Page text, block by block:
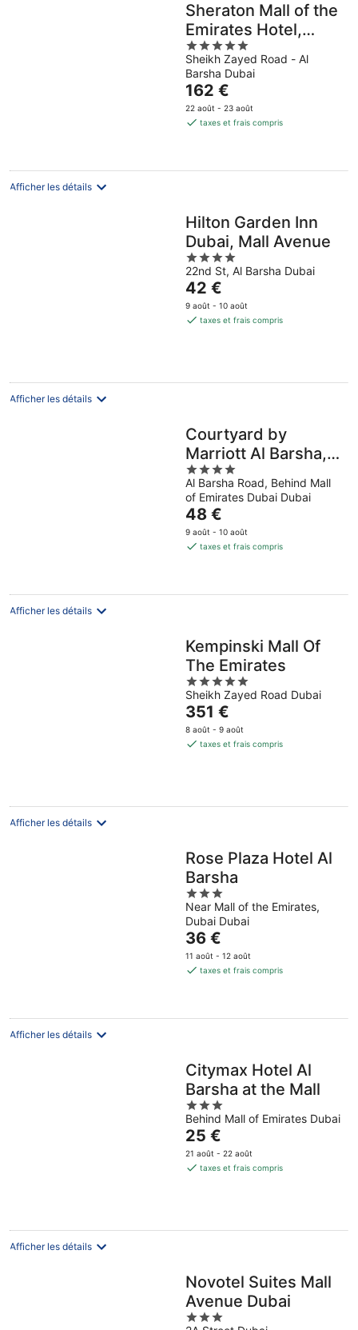
Sheraton Mall of the
Emirates Hotel,
Dubai
5
out
of
5
Sheikh Zayed Road - Al
Barsha Dubai
Le
prix
est
par
162 €
22 août - 23 août
taxes et frais compris
Afficher les détails
Hilton Garden Inn
Dubai, Mall Avenue
4
out
of
5
22nd St, Al Barsha Dubai
Le
prix
est
nuit
42 €
9 août - 10 août
taxes et frais compris
Afficher les détails
Courtyard by
Marriott Al Barsha,
Dubai
4
out
of
5
Al Barsha Road, Behind Mall
of Emirates Dubai Dubai
Le
prix
est
par
48 €
9 août - 10 août
taxes et frais compris
Afficher les détails
Kempinski Mall Of
The Emirates
5
out
of
5
Sheikh Zayed Road Dubai
Le
prix
est
nuit
351 €
8 août - 9 août
taxes et frais compris
Afficher les détails
Rose Plaza Hotel Al
Barsha
3
out
of
5
Near Mall of the Emirates,
Dubai Dubai
Le
prix
est
par
36 €
11 août - 12 août
taxes et frais compris
Afficher les détails
Citymax Hotel Al
Barsha at the Mall
3
out
of
5
Behind Mall of Emirates Dubai
Le
prix
est
nuit
25 €
21 août - 22 août
taxes et frais compris
Afficher les détails
Novotel Suites Mall
Avenue Dubai
3